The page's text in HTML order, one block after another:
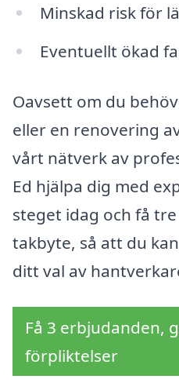
Minskad risk för
Eventuellt ökad
Oavsett om du
eller en renovering
vårt nätverk av
Ed hjälpa dig med
steget idag och få
takbyte, så att du
ditt val av
Få 3 erbjudanden,
förpliktelser